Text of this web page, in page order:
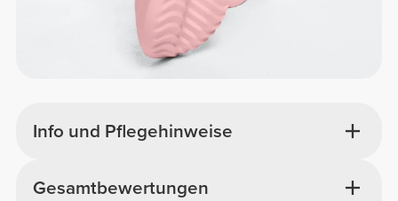
Info und Pflegehinweise
Gesamtbewertungen